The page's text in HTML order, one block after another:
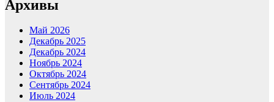
Архивы
Май 2026
Декабрь 2025
Декабрь 2024
Ноябрь 2024
Октябрь 2024
Сентябрь 2024
Июль 2024